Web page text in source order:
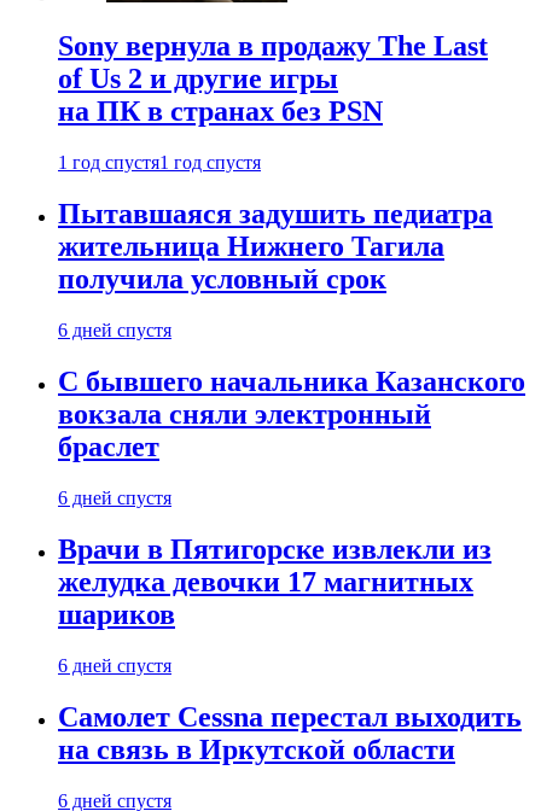
Sony вернула в продажу The Last
of Us 2 и другие игры
на ПК в странах без PSN
1 год спустя1 год спустя
Пытавшаяся задушить педиатра
жительница Нижнего Тагила
получила условный срок
6 дней спустя
С бывшего начальника Казанского
вокзала сняли электронный
браслет
6 дней спустя
Врачи в Пятигорске извлекли из
желудка девочки 17 магнитных
шариков
6 дней спустя
Самолет Cessna перестал выходить
на связь в Иркутской области
6 дней спустя